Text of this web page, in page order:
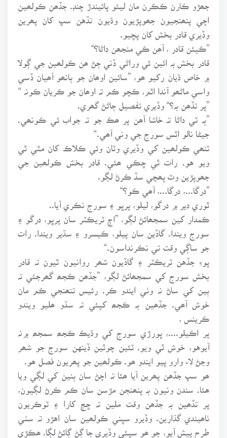
جھڙو ڪارن ڪڪرن مان ليئو پائيندڙ چنڊ. جڏھن ڪولھين
اچي پنھنجيون جھوپڙيون وڌيون تڏهن سڀ کان پھرين
وڏيري قادر بخش کان پڇيو.
”ڪيئن قادر ، آھن ڪي منجھن داڻا؟“
قادر بخش بہ ائين ئي وراڻي ڏني ڄڻ ھن ڪولھين جي ڳولا
۾ خاص ڌيان رکيو ھو، ”سائين اوھان جو ٻانھو آھيان ڏسي
واسي ماڻھو آندا اٿم، ڪچو ڪم تہ اوھان جو ڪريان ڪونہ “
”پر تڏھن بہ؟“ وڏيري تفصيل ڄاڻڻ گھري.
”ٻہ ٽي داڻا تہ خاشا آھن پر ھڪ جو تہ جواب ئي ڪونھي.
جيڻا نالو اٿس سورج جي وني آھي.“
ٽنھي ڪولھين کي وڏيري وٽان وئي ڪلاڪ کان مٿي ٿي
ويو هو. رات ٿي ڇڪي ھئي. قادر بخش ڪولھين جي
جھوپڙين وٽ پھچي سڏ ڪرڻ لڳو.
”درگا...، درگا...، آھي ڪو؟“
ٿوري دير ۾ درگو، ليلو، پرڀو ۽ سورج نڪري آيا..
ڪمدار کين سمجھائڻ لڳو، ”اڄ ٽريڪٽر سان پرڀو، درگو ۽
سورج ويندا. گاڏين سان پيلو، ڪيسرو ۽ سڌير ويندا. رات
جو ساڳي وقت تي نڪرنداسون.“
پوءِ جڏهن ٽريڪٽر ۽ گاڏيون شھر روانيون ٿيون تہ قادر
بخش سورج کي سمجھائڻ لڳو، ”جڏھن ڪجھ گھرجئي تہ
ٻين کي ساڻ نہ وٺي ايندو ڪر. رئيس تنھنجي ڪم مان
خوش آھي. جڏھين بہ ڪجھ کپئي تہ سڌو ھليو ويندو
پر اڪيلو....، ڀورڙي سورج کي وڌيڪ ڪجھ سمجھ ۾نہ
آيوهو، خوش ٿي ويو. ٽئين چوٿين ڏينهن سورج جو شھر
وڃڻ لاء وارو پيو ايندو ھو. ڪولھين جو پھريون فصل ھو.
ھو سڀ جڏھن پھرين آيا ھئا تہ اچڻ سان ٻنين کي لڳي ويا
ھئا. سندن ونيون بہ پنھنجن مڙسن سان ڪم ڪرڻ لڳيون،
پر تڏھين بہ جڏھن وقت ملين تہ ڇڄ کارا ۽ ٽوڪريون
ٺاھيندي گذارين. وڏيرو سڀني ڪولھين سان اهڙو تہ سٺي
طرح پيش آيو، جو ھو سڀئي وڏيري جا ڳڻ ڳائڻ لڳا. ھڪڙي